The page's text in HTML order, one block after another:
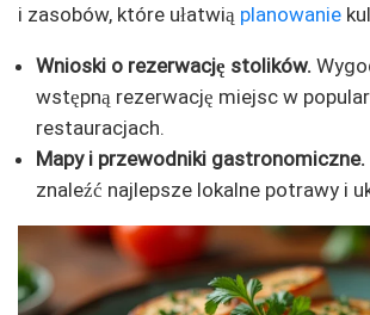
i zasobów, które ułatwią planowanie
Wnioski o rezerwację stolików.
wstępną rezerwację miejsc w
restauracjach.
Mapy i przewodniki gastronomiczne.
znaleźć najlepsze lokalne potrawy i